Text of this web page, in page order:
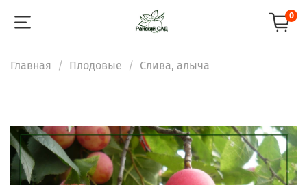
0
Главная Плодовые Слива, алыча